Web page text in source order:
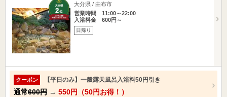
大分県 / 由布市
営業時間 11:00～22:00
入浴料金 600円～
日帰り
クーポン 【平日のみ】一般露天風呂入浴料50円引き
通常600円 → 550円（50円お得！）